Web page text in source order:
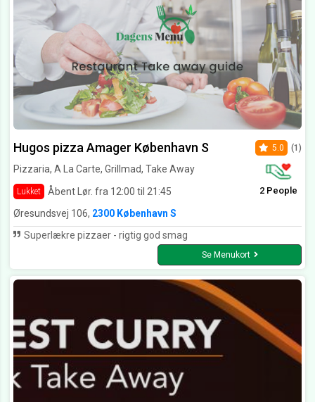
Hugos pizza Amager København S
Pizzaria, A La Carte, Grillmad, Take Away
Lukket Åbent Lør. fra 12:00 til 21:45
5.0 (1)
2 People
Øresundsvej 106, 2300 København S
Superlækre pizzaer - rigtig god smag
Se Menukort